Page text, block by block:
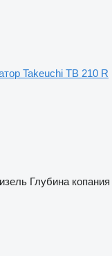
Takeuchi TB 210 R
Глубина копания